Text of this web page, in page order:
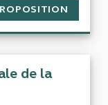
de la